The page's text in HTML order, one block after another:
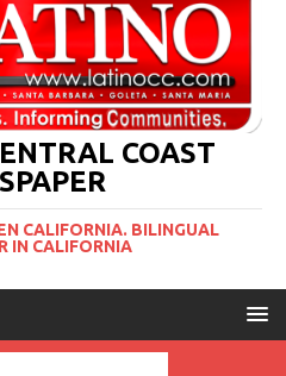
COAST
CALIFORNIA. BILINGUAL
IN CALIFORNIA